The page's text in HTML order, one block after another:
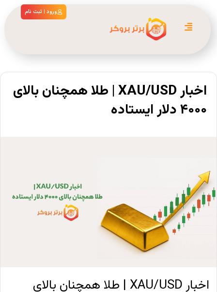
ورود | ثبت نام
اخبار XAU/USD | طلا همچنان بالای
۴۰۰۰ دلار ایستاده
اخبار XAU/USD | طلا همچنان بالای